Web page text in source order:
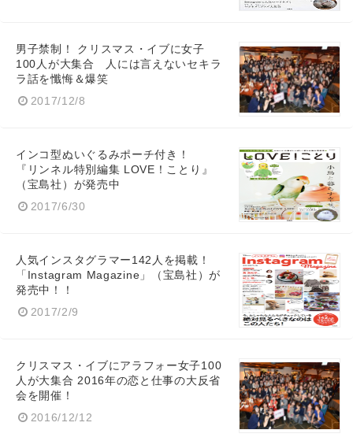
男子禁制！ クリスマス・イブに女子
100人が大集合 人には言えないセキラ
ラ話を懺悔＆爆笑
2017/12/8
インコ型ぬいぐるみポーチ付き！
『リンネル特別編集 LOVE！ことり』
（宝島社）が発売中
2017/6/30
人気インスタグラマー142人を掲載！
「Instagram Magazine」（宝島社）が
発売中！！
2017/2/9
クリスマス・イブにアラフォー女子100
人が大集合 2016年の恋と仕事の大反省
会を開催！
2016/12/12